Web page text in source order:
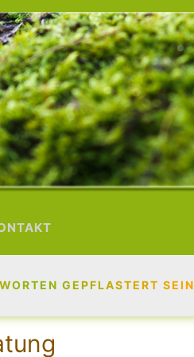
Suchen nach:
GEPFLASTERT SEIN.